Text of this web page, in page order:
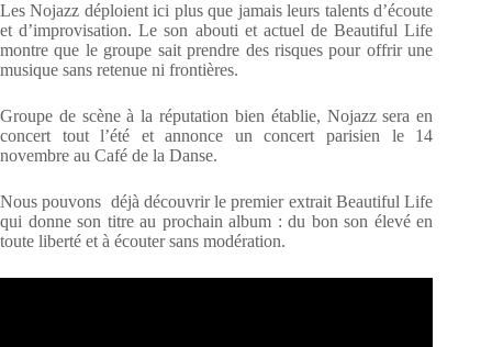
Les Nojazz déploient ici plus que jamais leurs talents d’écoute
et d’improvisation. Le son abouti et actuel de Beautiful Life
montre que le groupe sait prendre des risques pour offrir une
musique sans retenue ni frontières.
Groupe de scène à la réputation bien établie, Nojazz sera en
concert tout l’été et annonce un concert parisien le 14
novembre au Café de la Danse.
Nous pouvons déjà découvrir le premier extrait Beautiful Life
qui donne son titre au prochain album : du bon son élevé en
toute liberté et à écouter sans modération.